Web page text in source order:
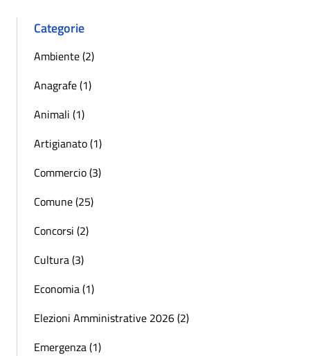
Categorie
Ambiente (2)
Anagrafe (1)
Animali (1)
Artigianato (1)
Commercio (3)
Comune (25)
Concorsi (2)
Cultura (3)
Economia (1)
Elezioni Amministrative 2026 (2)
Emergenza (1)